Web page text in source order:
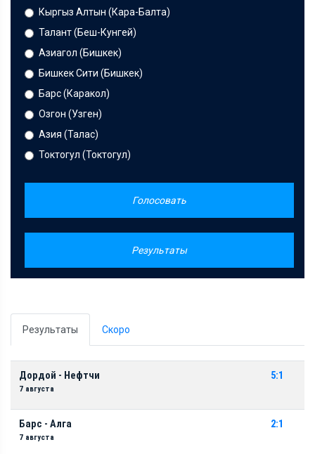
Кыргыз Алтын (Кара-Балта)
Талант (Беш-Кунгей)
Азиагол (Бишкек)
Бишкек Сити (Бишкек)
Барс (Каракол)
Озгон (Узген)
Азия (Талас)
Токтогул (Токтогул)
Голосовать
Результаты
Результаты Скоро
Дордой - Нефтчи
7 августа
5:1
Барс - Алга
7 августа
2:1